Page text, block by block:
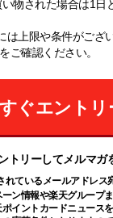
物された場合は1日
は上限や条件がござ
をご確認ください。
ぐエントリ
トリーしてメルマガ
れているメールアドレス
ン情報や楽天グループ
イントカードニュース